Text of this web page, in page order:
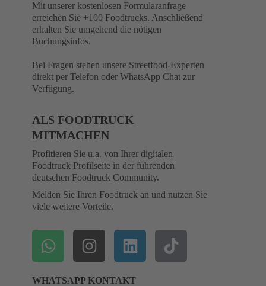
Mit unserer kostenlosen Formularanfrage
erreichen Sie +100 Foodtrucks. Anschließend
erhalten Sie umgehend die nötigen
Buchungsinfos.
Bei Fragen stehen unsere Streetfood-Experten
direkt per Telefon oder WhatsApp Chat zur
Verfügung.
ALS FOODTRUCK
MITMACHEN
Profitieren Sie u.a. von Ihrer digitalen
Foodtruck Profilseite in der führenden
deutschen Foodtruck Community.
Melden Sie Ihren Foodtruck an und nutzen Sie
viele weitere Vorteile.
WHATSAPP KONTAKT